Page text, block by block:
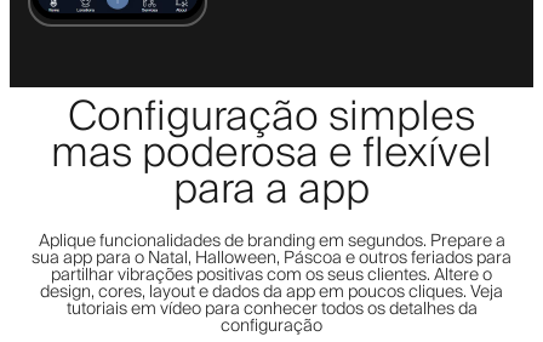
Configuração simples
mas poderosa e flexível
para a app
Aplique funcionalidades de branding em segundos. Prepare a
sua app para o Natal, Halloween, Páscoa e outros feriados para
partilhar vibrações positivas com os seus clientes. Altere o
design, cores, layout e dados da app em poucos cliques. Veja
tutoriais em vídeo para conhecer todos os detalhes da
configuração